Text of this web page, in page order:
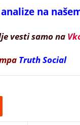
na
vesti samo na
Truth Social